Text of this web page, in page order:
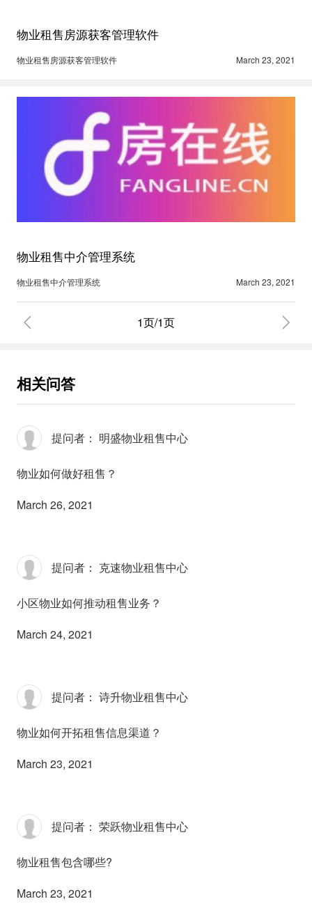
物业租售房源获客管理软件
物业租售房源获客管理软件 March 23, 2021
物业租售中介管理系统
物业租售中介管理系统 March 23, 2021
1页/1页
相关问答
提问者： 明盛物业租售中心
物业如何做好租售？
March 26, 2021
提问者： 克速物业租售中心
小区物业如何推动租售业务？
March 24, 2021
提问者： 诗升物业租售中心
物业如何开拓租售信息渠道？
March 23, 2021
提问者： 荣跃物业租售中心
物业租售包含哪些?
March 23, 2021